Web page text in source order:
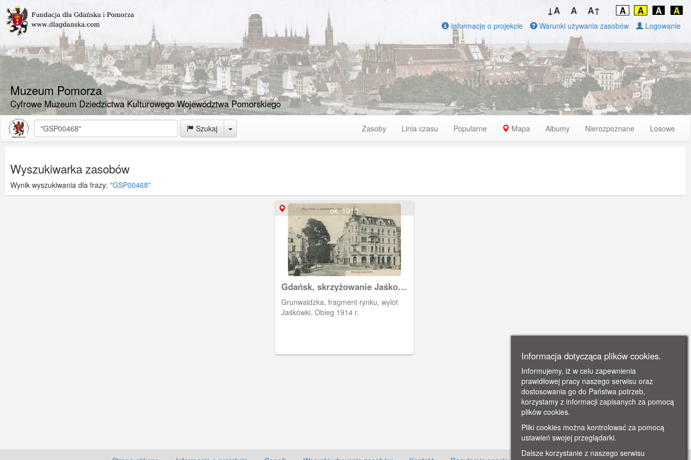
Muzeum Pomorza
Cyfrowe Muzeum Dziedzictwa Kulturowego Województwa Pomorskiego
↓A A A↑ A A A A
Informacje o projekcie Warunki używania zasobów Logowanie
Szukaj Toggle Dropdown Zasoby Linia czasu Popularne Mapa Albumy Nierozpoznane Losowe
Wyszukiwarka zasobów
Wynik wyszukiwania dla frazy: "GSP00468"
ok. 1910
Gdańsk, skrzyżowanie Jaśkowej
Doliny z Grunwaldzką.
Grunwaldzka, fragment rynku, wylot
Jaśkówki. Obieg 1914 r.
Informacja dotycząca plików cookies.
Informujemy, iż w celu zapewnienia
prawidłowej pracy naszego serwisu oraz
dostosowania go do Państwa potrzeb,
korzystamy z informacji zapisanych za pomocą
plików cookies.
Pliki cookies można kontrolować za pomocą
ustawień swojej przeglądarki.
Dalsze korzystanie z naszego serwisu